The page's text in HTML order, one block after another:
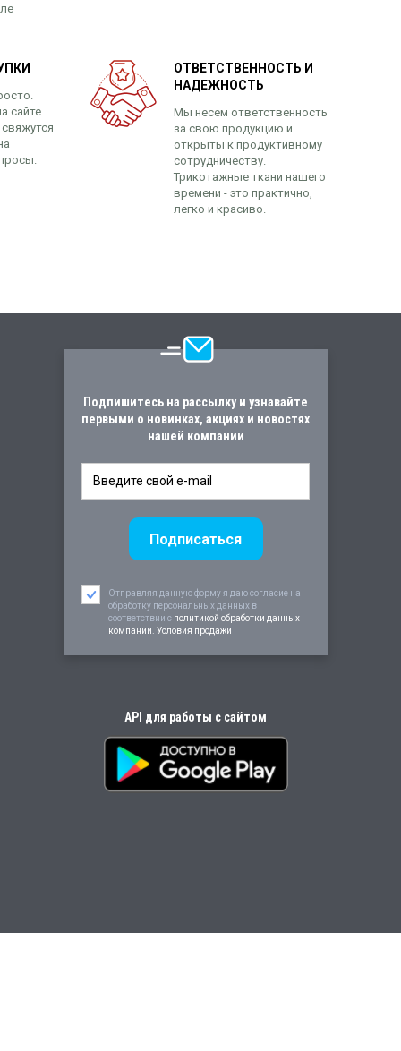
сайте.
ОТВЕТСТВЕННОСТЬ И
НАДЕЖНОСТЬ
Мы несем ответственность
за свою продукцию и
открыты к продуктивному
сотрудничеству.
Трикотажные ткани нашего
времени - это практично,
легко и красиво.
Подпишитесь на рассылку и узнавайте
первыми о новинках, акциях и новостях
нашей компании
Отправляя данную форму я даю согласие на
обработку персональных данных в
соответствии c политикой обработки данных
компании. Условия продажи
API для работы с сайтом